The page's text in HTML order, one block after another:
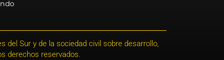
del Sur y de la sociedad civil sobre desarrollo,
derechos reservados.